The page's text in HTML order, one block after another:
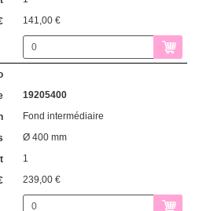
141,00 €
19205400
Fond intermédiaire
Ø 400 mm
1
239,00 €